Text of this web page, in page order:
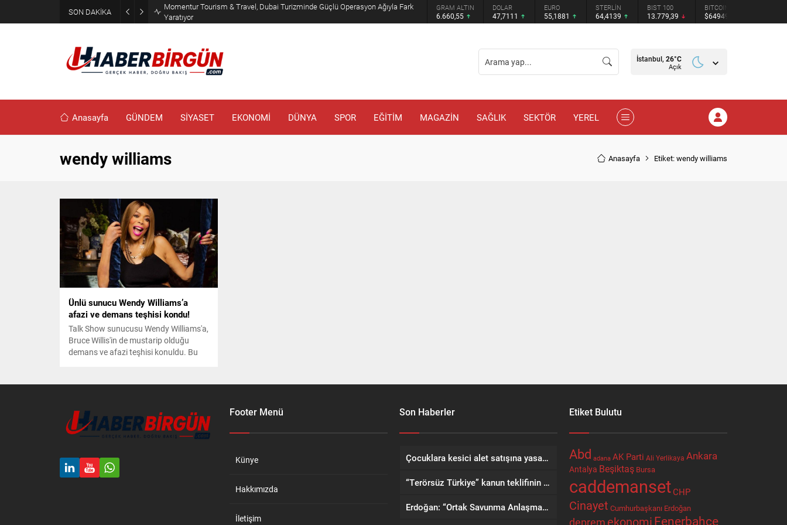
SON DAKİKA
Momentur Tourism & Travel, Dubai Turizminde Güçlü Operasyon Ağıyla Fark
Yaratıyor
GRAM ALTIN
6.660,55
DOLAR
47,7111
EURO
55,1881
STERLİN
64,4139
BIST 100
13.779,39
BITCOIN
$64949
İstanbul, 26°C
Açık
Anasayfa GÜNDEM SİYASET EKONOMİ DÜNYA SPOR EĞİTİM MAGAZİN SAĞLIK SEKTÖR YEREL
wendy williams Anasayfa Etiket: wendy williams
Ünlü sunucu Wendy Williams’a
afazi ve demans teşhisi kondu!
Talk Show sunucusu Wendy Williams'a,
Bruce Willis'in de mustarip olduğu
demans ve afazi teşhisi konuldu. Bu
açıklamada, ünlü ismin gereken bakımı
Footer Menü
Künye
Hakkımızda
İletişim
Son Haberler
Çocuklara kesici alet satışına yasak ve ceza infazında yeni dönem
“Terörsüz Türkiye” kanun teklifinin ayrıntıları belli oldu: Soruşturma ve infazlara erteleme
Erdoğan: “Ortak Savunma Anlaşması bölgesel istikrarı hedefliyor”
Etiket Bulutu
Abd adana AK Parti Ali Yerlikaya Ankara
Antalya Beşiktaş Bursa
caddemanset CHP
Cinayet Cumhurbaşkanı Erdoğan
deprem ekonomiFenerbahçe